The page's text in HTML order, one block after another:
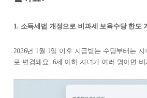
1. 소득세법 개정으로 비과세 보육수당 한도
2026년 1월 1일 이후 지급받는 수당부터는
로 변경돼요. 6세 이하 자녀가 여러 명이면